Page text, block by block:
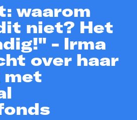
waarom
niet? Het
- Irma
over haar
met